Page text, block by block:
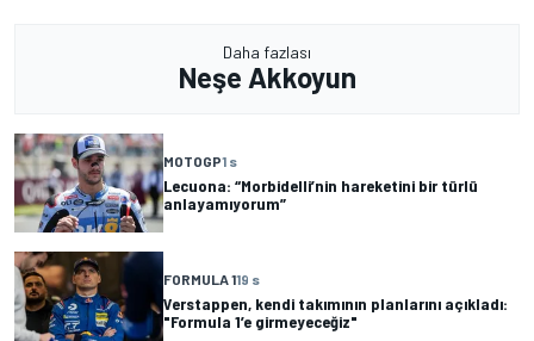
Daha fazlası
Neşe Akkoyun
MOTOGP1 s
Lecuona: “Morbidelli’nin hareketini bir türlü
anlayamıyorum”
FORMULA 119 s
Verstappen, kendi takımının planlarını açıkladı:
"Formula 1’e girmeyeceğiz"